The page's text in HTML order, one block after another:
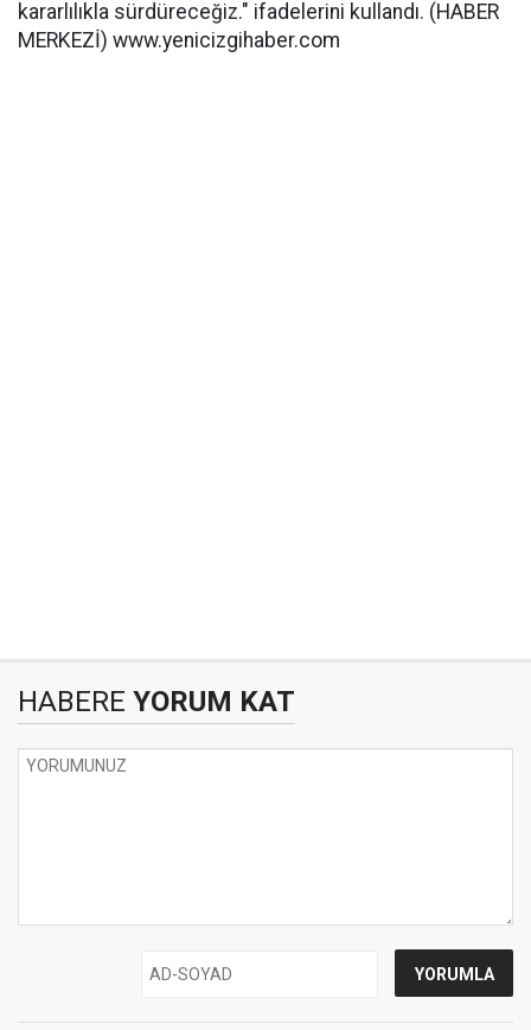
kararlılıkla sürdüreceğiz." ifadelerini kullandı. (HABER
MERKEZİ) www.yenicizgihaber.com
HABERE YORUM KAT